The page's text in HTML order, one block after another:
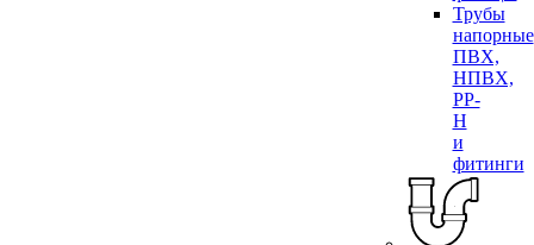
Трубы
напорные
ПВХ,
НПВХ,
PP-
H
и
фитинги